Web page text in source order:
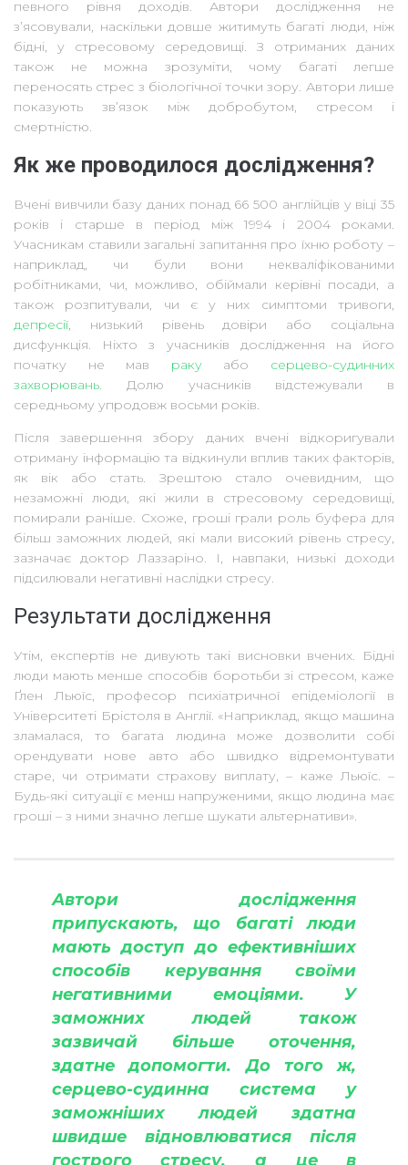
певного рівня доходів. Автори дослідження не
з’ясовували, наскільки довше житимуть багаті люди, ніж
бідні, у стресовому середовищі. З отриманих даних
також не можна зрозуміти, чому багаті легше
переносять стрес з біологічної точки зору. Автори лише
показують зв’язок між добробутом, стресом і
смертністю.
Як же проводилося дослідження?
Вчені вивчили базу даних понад 66 500 англійців у віці 35
років і старше в період між 1994 і 2004 роками.
Учасникам ставили загальні запитання про їхню роботу –
наприклад, чи були вони некваліфікованими
робітниками, чи, можливо, обіймали керівні посади, а
також розпитували, чи є у них симптоми тривоги,
депресії, низький рівень довіри або соціальна
дисфункція. Ніхто з учасників дослідження на його
початку не мав раку або серцево-судинних
захворювань. Долю учасників відстежували в
середньому упродовж восьми років.
Після завершення збору даних вчені відкоригували
отриману інформацію та відкинули вплив таких факторів,
як вік або стать. Зрештою стало очевидним, що
незаможні люди, які жили в стресовому середовищі,
помирали раніше. Схоже, гроші грали роль буфера для
більш заможних людей, які мали високий рівень стресу,
зазначає доктор Лаззаріно. І, навпаки, низькі доходи
підсилювали негативні наслідки стресу.
Результати дослідження
Утім, експертів не дивують такі висновки вчених. Бідні
люди мають менше способів боротьби зі стресом, каже
Ґлен Льюїс, професор психіатричної епідеміології в
Університеті Брістоля в Англії. «Наприклад, якщо машина
зламалася, то багата людина може дозволити собі
орендувати нове авто або швидко відремонтувати
старе, чи отримати страхову виплату, – каже Льюїс. –
Будь-які ситуації є менш напруженими, якщо людина має
гроші – з ними значно легше шукати альтернативи».
Автори дослідження
припускають, що багаті люди
мають доступ до ефективніших
способів керування своїми
негативними емоціями. У
заможних людей також
зазвичай більше оточення,
здатне допомогти. До того ж,
серцево-судинна система у
заможніших людей здатна
швидше відновлюватися після
гострого стресу, а це в